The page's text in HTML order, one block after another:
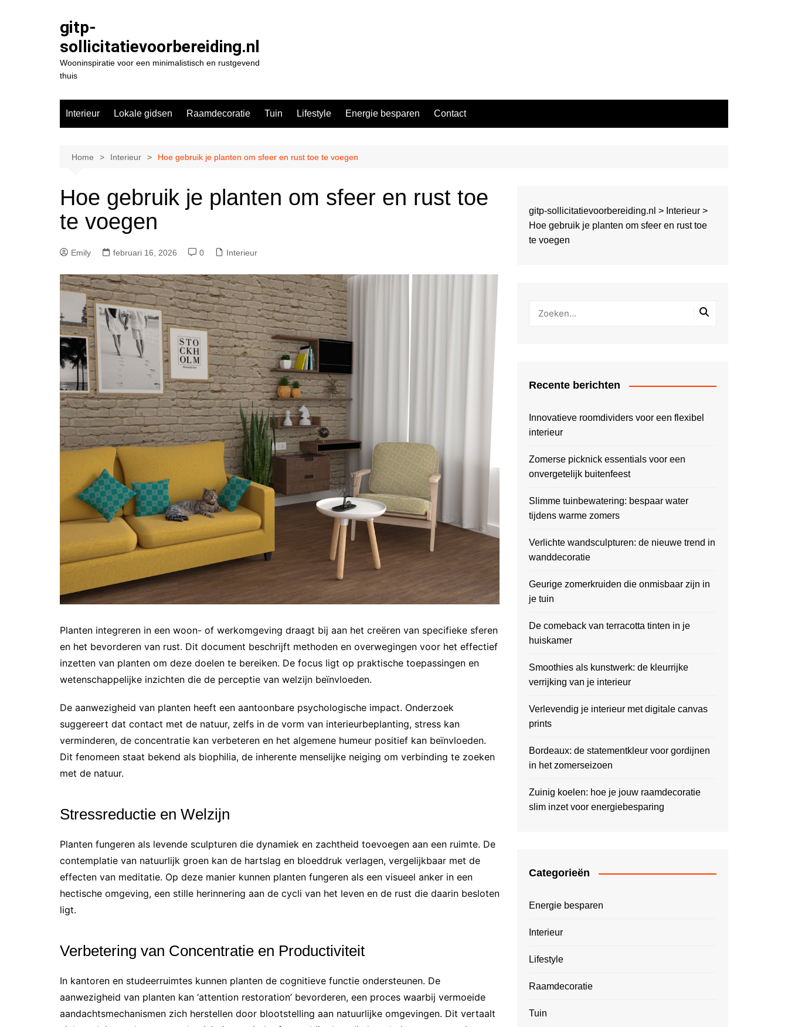
gitp-
sollicitatievoorbereiding.nl
Wooninspiratie voor een minimalistisch en rustgevend
thuis
Interieur Lokale gidsen Raamdecoratie Tuin Lifestyle Energie besparen Contact
Home Interieur Hoe gebruik je planten om sfeer en rust toe te voegen
Hoe gebruik je planten om sfeer en rust toe
te voegen
Emily februari 16, 2026 0 Interieur
Planten integreren in een woon- of werkomgeving draagt bij aan het creëren van specifieke sferen
en het bevorderen van rust. Dit document beschrijft methoden en overwegingen voor het effectief
inzetten van planten om deze doelen te bereiken. De focus ligt op praktische toepassingen en
wetenschappelijke inzichten die de perceptie van welzijn beïnvloeden.
De aanwezigheid van planten heeft een aantoonbare psychologische impact. Onderzoek
suggereert dat contact met de natuur, zelfs in de vorm van interieurbeplanting, stress kan
verminderen, de concentratie kan verbeteren en het algemene humeur positief kan beïnvloeden.
Dit fenomeen staat bekend als biophilia, de inherente menselijke neiging om verbinding te zoeken
met de natuur.
Stressreductie en Welzijn
Planten fungeren als levende sculpturen die dynamiek en zachtheid toevoegen aan een ruimte. De
contemplatie van natuurlijk groen kan de hartslag en bloeddruk verlagen, vergelijkbaar met de
effecten van meditatie. Op deze manier kunnen planten fungeren als een visueel anker in een
hectische omgeving, een stille herinnering aan de cycli van het leven en de rust die daarin besloten
ligt.
Verbetering van Concentratie en Productiviteit
In kantoren en studeerruimtes kunnen planten de cognitieve functie ondersteunen. De
aanwezigheid van planten kan ‘attention restoration’ bevorderen, een proces waarbij vermoeide
aandachtsmechanismen zich herstellen door blootstelling aan natuurlijke omgevingen. Dit vertaalt
gitp-sollicitatievoorbereiding.nl > Interieur >
Hoe gebruik je planten om sfeer en rust toe
te voegen
Recente berichten
Innovatieve roomdividers voor een flexibel
interieur
Zomerse picknick essentials voor een
onvergetelijk buitenfeest
Slimme tuinbewatering: bespaar water
tijdens warme zomers
Verlichte wandsculpturen: de nieuwe trend in
wanddecoratie
Geurige zomerkruiden die onmisbaar zijn in
je tuin
De comeback van terracotta tinten in je
huiskamer
Smoothies als kunstwerk: de kleurrijke
verrijking van je interieur
Verlevendig je interieur met digitale canvas
prints
Bordeaux: de statementkleur voor gordijnen
in het zomerseizoen
Zuinig koelen: hoe je jouw raamdecoratie
slim inzet voor energiebesparing
Categorieën
Energie besparen
Interieur
Lifestyle
Raamdecoratie
Tuin